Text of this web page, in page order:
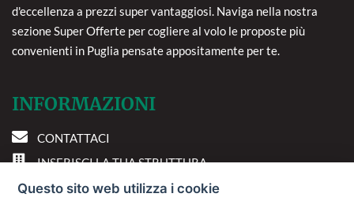
d'eccellenza a prezzi super vantaggiosi. Naviga nella nostra
sezione Super Offerte per cogliere al volo le proposte più
convenienti in Puglia pensate appositamente per te.
INFORMAZIONI
CONTATTACI
INSERISCI LA TUA STRUTTURA
PREFERENZE COOKIE
Questo sito web utilizza i cookie